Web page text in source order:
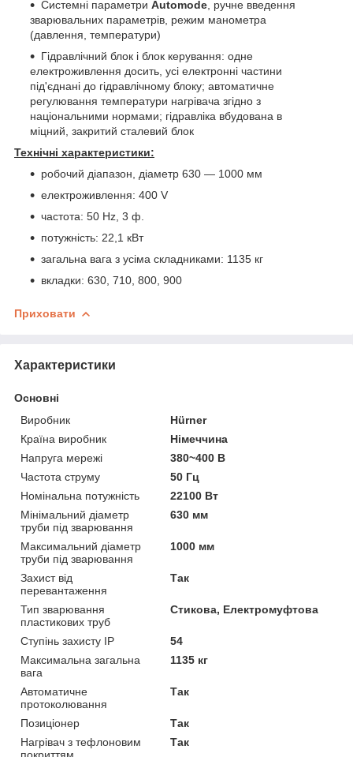
Системні параметри Automode , ручне введення
зварювальних параметрів, режим манометра
(давлення, температури)
Гідравлічний блок і блок керування: одне
електроживлення досить, усі електронні частини
під'єднані до гідравлічному блоку; автоматичне
регулювання температури нагрівача згідно з
національними нормами; гідравліка вбудована в
міцний, закритий сталевий блок
Технічні характеристики:
робочий діапазон, діаметр 630 — 1000 мм
електроживлення: 400 V
частота: 50 Hz, 3 ф.
потужність: 22,1 кВт
загальна вага з усіма складниками: 1135 кг
вкладки: 630, 710, 800, 900
Приховати
Характеристики
Основні
Виробник
Hürner
Країна виробник
Німеччина
Напруга мережі
380~400 В
Частота струму
50 Гц
Номінальна потужність
22100 Вт
Мінімальний діаметр
труби під зварювання
630 мм
Максимальний діаметр
труби під зварювання
1000 мм
Захист від
перевантаження
Так
Тип зварювання
пластикових труб
Стикова, Електромуфтова
Ступінь захисту IP
54
Максимальна загальна
вага
1135 кг
Автоматичне
протоколювання
Так
Позиціонер
Так
Нагрівач з тефлоновим
покриттям
Так